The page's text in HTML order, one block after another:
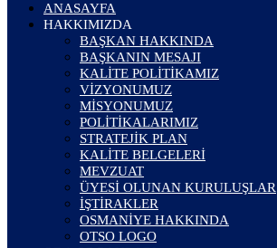
ANASAYFA
HAKKIMIZDA
BAŞKAN HAKKINDA
BAŞKANIN MESAJI
KALİTE POLİTİKAMIZ
VİZYONUMUZ
MİSYONUMUZ
POLİTİKALARIMIZ
STRATEJİK PLAN
KALİTE BELGELERİ
MEVZUAT
ÜYESİ OLUNAN KURULUŞLAR
İŞTİRAKLER
OSMANİYE HAKKINDA
OTSO LOGO